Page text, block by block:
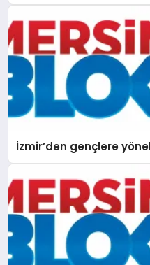
FİDAN’A ZİYARET
İzmir’den gençlere